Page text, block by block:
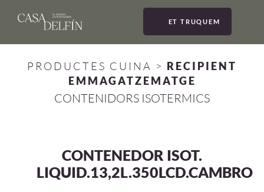
ET TRUQUEM
PRODUCTES CUINA > RECIPIENT
EMMAGATZEMATGE
CONTENIDORS ISOTERMICS
CONTENEDOR ISOT.
LIQUID.13,2L.350LCD.CAMBRO